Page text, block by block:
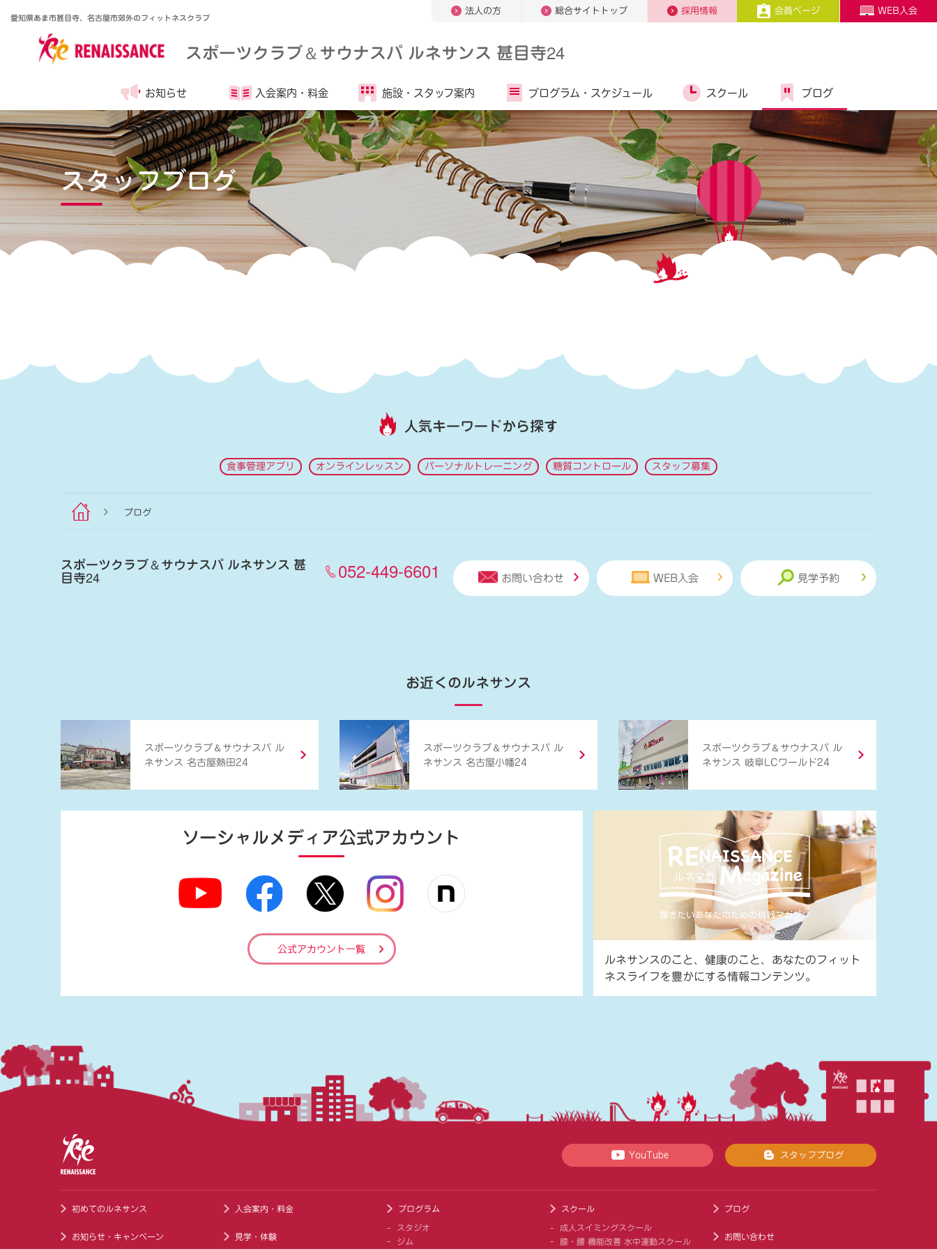
愛知県あま市甚目寺、名古屋市郊外のフィットネスクラブ
法人の方 総合サイトトップ 採用情報 会員ページ WEB入会
スポーツクラブ＆サウナスパ ルネサンス 甚目寺24
お知らせ 入会案内・ 料金 施設・ スタッフ案内 プログラム・ スケジュール スクール ブログ
スタッフブログ
人気キーワードから探す
食事管理アプリ オンラインレッスン パーソナルトレーニング 糖質コントロール スタッフ募集
ブログ
スポーツクラブ＆サウナスパ ルネサンス 甚
目寺24 052-449-6601 お問い合わせ WEB入会 見学予約
お近くのルネサンス
スポーツクラブ ＆ サウナスパ ル
ネサンス 名古屋熱田24
スポーツクラブ ＆ サウナスパ ル
ネサンス 名古屋小幡24
スポーツクラブ ＆ サウナスパ ル
ネサンス 岐阜LCワールド24
ソーシャルメディア公式アカウント
公式アカウント一覧
ルネサンスのこと、健康のこと、あなたのフィット
ネスライフを豊かにする情報コンテンツ。
YouTube スタッフブログ
初めてのルネサンス
お知らせ・キャンペーン
入会案内・料金
見学・体験
プログラム
スタジオ
ジム
スクール
成人スイミングスクール
膝・腰 機能改善 水中運動スクール
ブログ
お問い合わせ